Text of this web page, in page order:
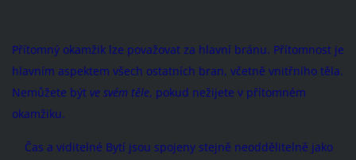
Přítomný okamžik lze považovat za hlavní bránu. Přítomnost je
hlavním aspektem všech ostatních bran, včetně vnitřního těla.
Nemůžete býtve svém těle, pokud nežijete v přítomném
okamžiku.
Čas a viditelné Bytí jsou spojeny stejně neoddělitelně jako